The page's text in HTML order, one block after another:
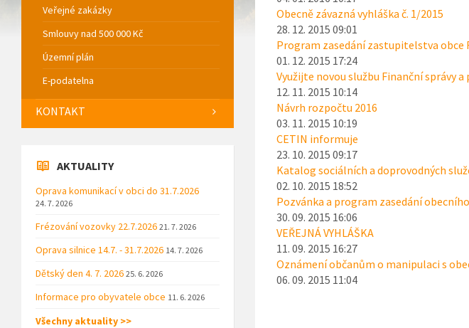
Obecně závazná vyhláška č. 1/2015
28. 12. 2015 09:01
Program zasedání zastupitelstva obce
01. 12. 2015 17:24
Využijte novou službu Finanční správy a
12. 11. 2015 10:14
Návrh rozpočtu 2016
03. 11. 2015 10:19
CETIN informuje
23. 10. 2015 09:17
Katalog sociálních a doprovodných
02. 10. 2015 18:52
Pozvánka a program zasedání
30. 09. 2015 16:06
VEŘEJNÁ VYHLÁŠKA
11. 09. 2015 16:27
Oznámení občanům o manipulaci s
06. 09. 2015 11:04
Veřejné zakázky
Smlouvy nad 500 000 Kč
Územní plán
E-podatelna
KONTAKT
AKTUALITY
Oprava komunikací v obci do 31.7.2026
24. 7. 2026
Frézování vozovky 22.7.2026 21. 7. 2026
Oprava silnice 14.7. - 31.7.2026 14. 7. 2026
Dětský den 4. 7. 2026 25. 6. 2026
Informace pro obyvatele obce 11. 6. 2026
Všechny aktuality >>